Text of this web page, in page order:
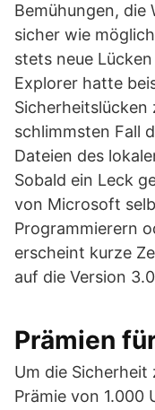
Bemühungen, die
sicher wie
stets neue
Explorer hatte
Sicherheitslücken
schlimmsten Fall
Dateien des
Sobald ein Leck
von Microsoft
Programmierern
erscheint kurze
auf die Version
Prämien
Um die
Prämie von 1.000